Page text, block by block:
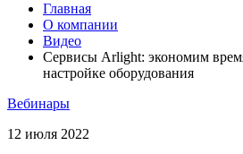
Главная
О компании
Видео
Сервисы Arlight: экономим
настройке оборудования
Вебинары
12 июля 2022